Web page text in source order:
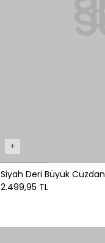
+
Siyah Deri Büyük Cüzdan
2.499,95 TL